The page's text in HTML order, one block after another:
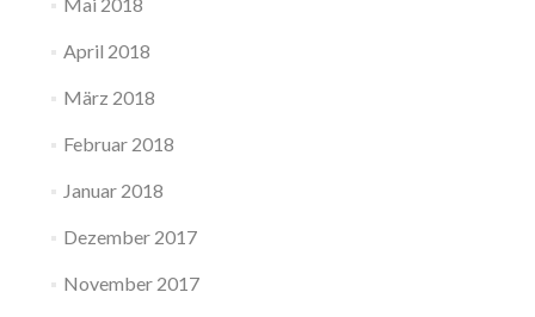
April 2018
März 2018
Februar 2018
Januar 2018
Dezember 2017
November 2017